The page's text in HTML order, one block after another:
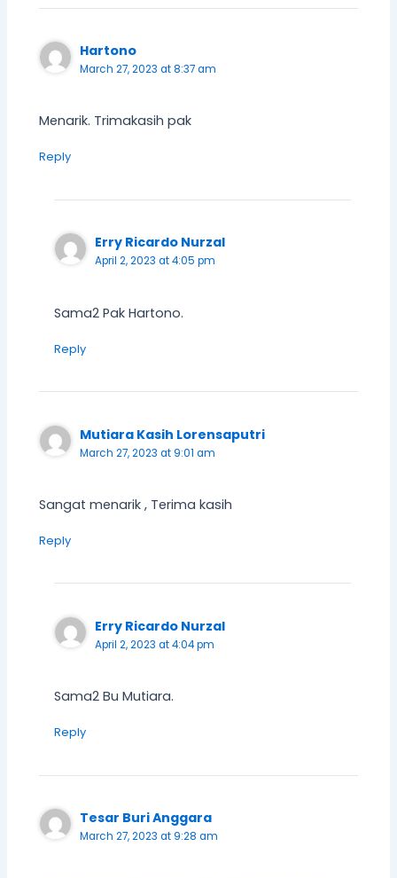
Hartono
March 27, 2023 at 8:37 am
Menarik. Trimakasih pak
Reply
Erry Ricardo Nurzal
April 2, 2023 at 4:05 pm
Sama2 Pak Hartono.
Reply
Mutiara Kasih Lorensaputri
March 27, 2023 at 9:01 am
Sangat menarik , Terima kasih
Reply
Erry Ricardo Nurzal
April 2, 2023 at 4:04 pm
Sama2 Bu Mutiara.
Reply
Tesar Buri Anggara
March 27, 2023 at 9:28 am